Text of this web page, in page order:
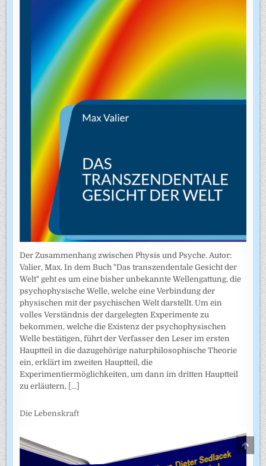
Der Zusammenhang zwischen Physis und Psyche. Autor:
Valier, Max. In dem Buch "Das transzendentale Gesicht der
Welt" geht es um eine bisher unbekannte Wellengattung, die
psychophysische Welle, welche eine Verbindung der
physischen mit der psychischen Welt darstellt. Um ein
volles Verständnis der dargelegten Experimente zu
bekommen, welche die Existenz der psychophysischen
Welle bestätigen, führt der Verfasser den Leser im ersten
Hauptteil in die dazugehörige naturphilosophische Theorie
ein, erklärt im zweiten Hauptteil, die
Experimentiermöglichkeiten, um dann im dritten Hauptteil
zu erläutern, [...]
Die Lebenskraft
TO
TOP